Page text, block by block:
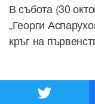
В събота (30
„Георги
кръг на